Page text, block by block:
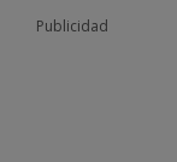
Publicidad